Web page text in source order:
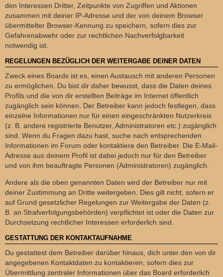
den Interessen Dritter, Zeitpunkte von Zugriffen und Aktionen
zusammen mit deiner IP-Adresse und der von deinem Browser
übermittelter Browser-Kennung zu speichern, sofern dies zur
Gefahrenabwehr oder zur rechtlichen Nachverfolgbarkeit
notwendig ist.
REGELUNGEN BEZÜGLICH DER WEITERGABE DEINER DATEN
Zweck eines Boards ist es, einen Austausch mit anderen Personen
zu ermöglichen. Du bist dir daher bewusst, dass die Daten deines
Profils und die von dir erstellten Beiträge im Internet öffentlich
zugänglich sein können. Der Betreiber kann jedoch festlegen, dass
einzelne Informationen nur für einen eingeschränkten Nutzerkreis
(z. B. andere registrierte Benutzer, Administratoren etc.) zugänglich
sind. Wenn du Fragen dazu hast, suche nach entsprechenden
Informationen im Forum oder kontaktiere den Betreiber. Die E-Mail-
Adresse aus deinem Profil ist dabei jedoch nur für den Betreiber
und von ihm beauftragte Personen (Administratoren) zugänglich.
Andere als die oben genannten Daten wird der Betreiber nur mit
deiner Zustimmung an Dritte weitergeben. Dies gilt nicht, sofern er
auf Grund gesetzlicher Regelungen zur Weitergabe der Daten (z.
B. an Strafverfolgungsbehörden) verpflichtet ist oder die Daten zur
Durchsetzung rechtlicher Interessen erforderlich sind.
GESTATTUNG DER KONTAKTAUFNAHME
Du gestattest dem Betreiber darüber hinaus, dich unter den von dir
angegebenen Kontaktdaten zu kontaktieren, sofern dies zur
Übermittlung zentraler Informationen über das Board erforderlich